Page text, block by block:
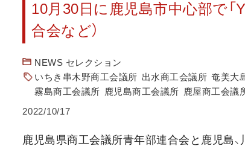
10月30日に鹿児島市中心部で「
合会など）
NEWS セレクション
いちき串木野商工会議所 出水商工会議所 奄美大
霧島商工会議所 鹿児島商工会議所 鹿屋商工会議
2022/10/17
鹿児島県商工会議所青年部連合会と鹿児島、